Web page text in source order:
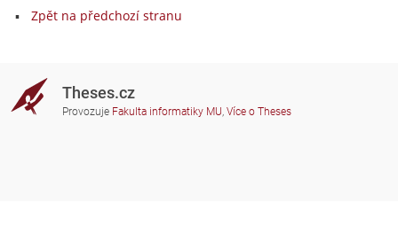
Zpět na předchozí stranu
Theses.cz
Provozuje Fakulta informatiky MU, Více o Theses